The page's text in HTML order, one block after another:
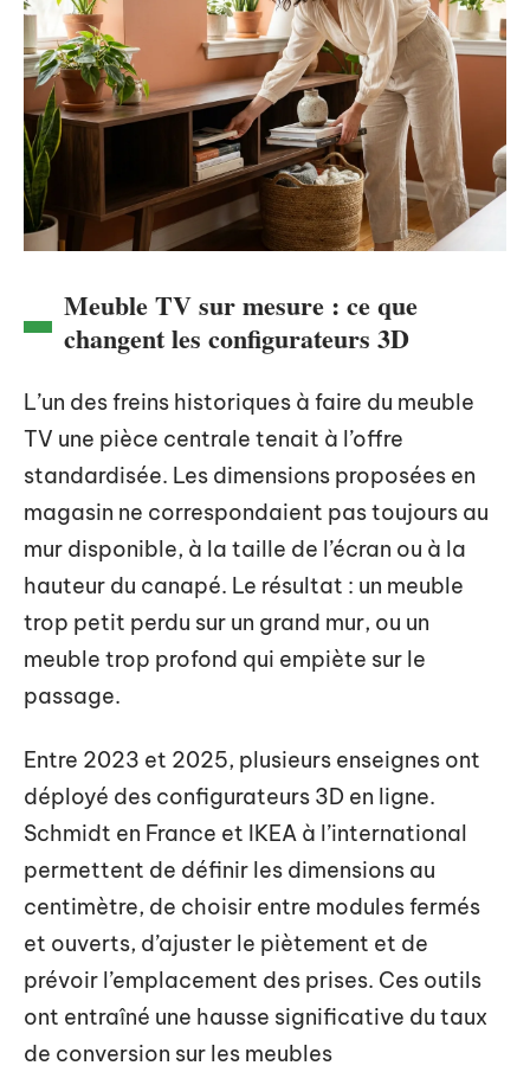
Meuble TV sur mesure : ce que
changent les configurateurs 3D
L’un des freins historiques à faire du meuble
TV une pièce centrale tenait à l’offre
standardisée. Les dimensions proposées en
magasin ne correspondaient pas toujours au
mur disponible, à la taille de l’écran ou à la
hauteur du canapé. Le résultat : un meuble
trop petit perdu sur un grand mur, ou un
meuble trop profond qui empiète sur le
passage.
Entre 2023 et 2025, plusieurs enseignes ont
déployé des configurateurs 3D en ligne.
Schmidt en France et IKEA à l’international
permettent de définir les dimensions au
centimètre, de choisir entre modules fermés
et ouverts, d’ajuster le piètement et de
prévoir l’emplacement des prises. Ces outils
ont entraîné une hausse significative du taux
de conversion sur les meubles